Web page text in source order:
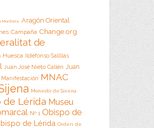
Monforte Aragón Oriental
Campaña Change.org
de
Huesca Ildefonso Sallllas
Juan José Nieto Callén Juan
Manifestación MNAC
Monestir de Sixena
de Lérida Museu
Nº 1 Obispo de
de Lérida Orden de